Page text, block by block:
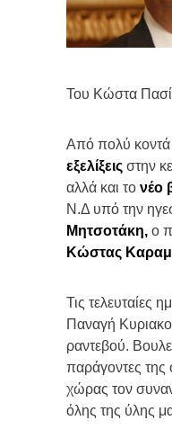
Του Κώστα
Από πολύ κοντά
εξελίξεις στην
αλλά και το νέο
Ν.Δ υπό την
Μητσοτάκη, ο
Κώστας
Τις τελευταίες
Παναγή
ραντεβού.
παράγοντες της
χώρας τον
όλης της ύλης